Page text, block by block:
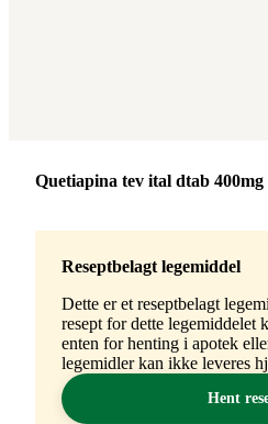
Merke:
Quetiapina tev ital dtab 400mg
Reseptbelagt legemiddel
Dette er et reseptbelagt
resept for dette legemiddelet
enten for henting i apotek
legemidler kan ikke leveres
Hent